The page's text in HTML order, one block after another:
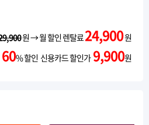
원 → 월 할인 렌탈료24,900원
60% 할인 신용카드 할인가 9,900원